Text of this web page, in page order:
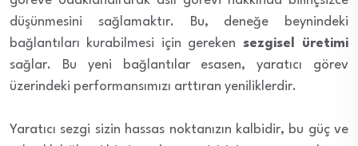
düşünmesini sağlamaktır. Bu, deneğe beynindeki
bağlantıları kurabilmesi için gereken sezgisel üretimi
sağlar. Bu yeni bağlantılar esasen, yaratıcı görev
üzerindeki performansımızı arttıran yeniliklerdir.
Yaratıcı sezgi sizin hassas noktanızın kalbidir, bu güç ve